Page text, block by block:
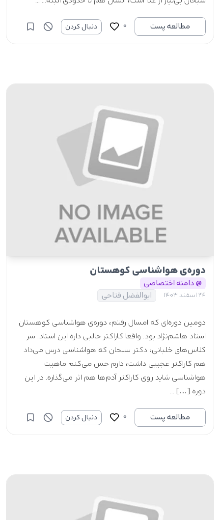
مطالعه پست
0 دنبال کردن
دوره‌ی هواشناسی کوهستان
@ دامنه اختصاصی
24 اسفند 1403 ابوالفضل فتاحی
دومین دوره‌ای که امسال رفتم، دوره‌ی هواشناسی کوهستان
استاد هاشم‌نژاد بود. واقعا کاراکتر جالبی داره این استاد. سر
کلاس‌های خلبانی، دکتر سبحان که هواشناسی درس می‌داد
هم کاراکتر عجیبی داشت، دارم حس می‌کنم ماهیت
هواشناسی شاید روی کاراکتر آدم‌ها هم اثر می‌گذاره. در این
دوره […] ...
مطالعه پست
0 دنبال کردن